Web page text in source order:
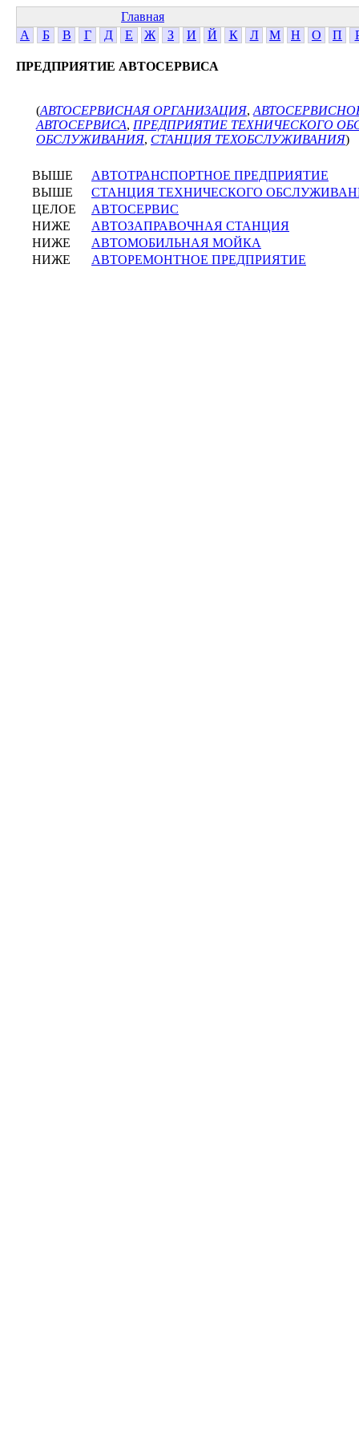
Главная
А
Б В Г Д Е Ж З И Й К Л М Н О П
ПРЕДПРИЯТИЕ АВТОСЕРВИСА
(АВТОСЕРВИСНАЯ ОРГАНИЗАЦИЯ,
АВТОСЕРВИСА, ПРЕДПРИЯТИЕ ТЕХНИЧЕСКОГО
ОБСЛУЖИВАНИЯ, СТАНЦИЯ ТЕХОБСЛУЖИВАНИЯ)
ВЫШЕ
АВТОТРАНСПОРТНОЕ ПРЕДПРИЯТИЕ
ВЫШЕ
СТАНЦИЯ ТЕХНИЧЕСКОГО
ЦЕЛОЕ
АВТОСЕРВИС
НИЖЕ
АВТОЗАПРАВОЧНАЯ СТАНЦИЯ
НИЖЕ
АВТОМОБИЛЬНАЯ МОЙКА
НИЖЕ
АВТОРЕМОНТНОЕ ПРЕДПРИЯТИЕ